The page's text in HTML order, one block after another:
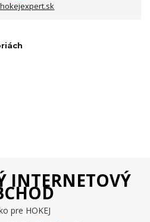
INTERNETOVÝ
pre HOKEJ